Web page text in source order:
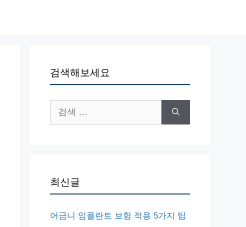
검색해보세요
색:
최신글
어금니 임플란트 보험 적용 5가지 팁